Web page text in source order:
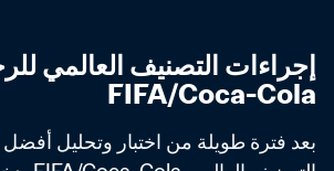
FIFA/Coca-Cola